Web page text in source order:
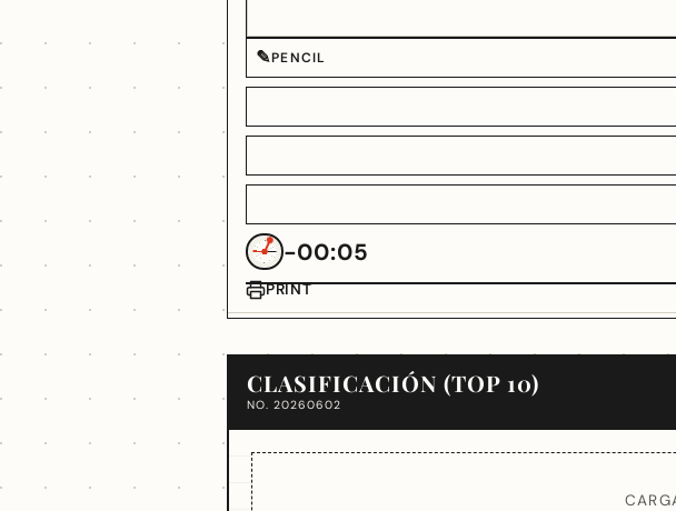
✎PENCIL
-00:05
PRINT
CLASIFICACIÓN (TOP 10)
NO. 20260602